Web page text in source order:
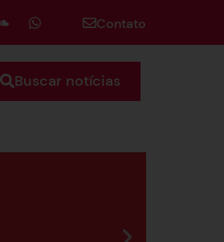
Contato
Buscar notícias